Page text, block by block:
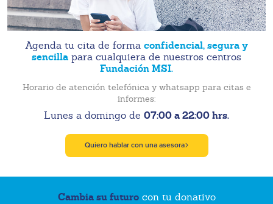
Agenda tu cita de forma confidencial, segura y
sencilla para cualquiera de nuestros centros
Fundación MSI.
Horario de atención telefónica y whatsapp para citas e
informes:
Lunes a domingo de 07:00 a 22:00 hrs.
Quiero hablar con una asesora
Cambia su futurocon tu donativo